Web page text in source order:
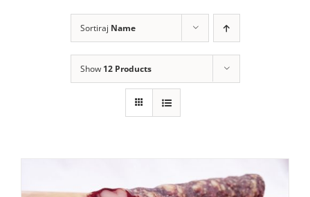
Sortiraj Name
Show 12 Products